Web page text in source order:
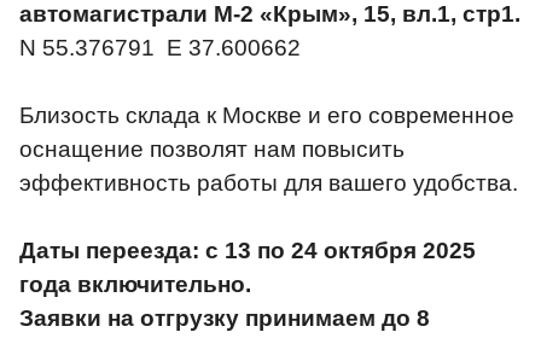
автомагистрали М-2 «Крым», 15, вл.1, стр1.
N 55.376791 E 37.600662
Близость склада к Москве и его современное
оснащение позволят нам повысить
эффективность работы для вашего удобства.
Даты переезда: с 13 по 24 октября 2025
года включительно.
Заявки на отгрузку принимаем до 8